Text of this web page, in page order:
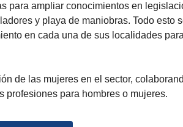
para ampliar conocimientos en
y playa de maniobras. Todo esto
en cada una de sus localidades
de las mujeres en el sector,
profesiones para hombres o mujeres.